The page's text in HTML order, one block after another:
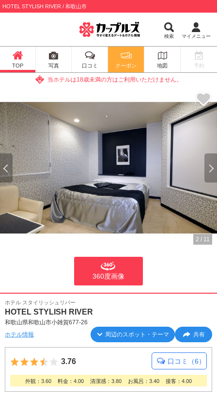
HOTEL STYLISH RIVER / 和歌山市
検索 マイメニュー
TOP 写真 口コミ クーポン 地図 予約
当ホテルは18歳未満の方はご利用いただけません。
2 / 11
360度画像
ホテル スタイリッシュリバー
HOTEL STYLISH RIVER
和歌山県和歌山市小雑賀677-26
ホテル情報
周辺のスポット・テーマ 共有
5つ星のうち3.5
3.76 口コミ（6）
外観：3.60 料金：4.00 清潔感：3.80 お風呂：3.40 接客：4.00